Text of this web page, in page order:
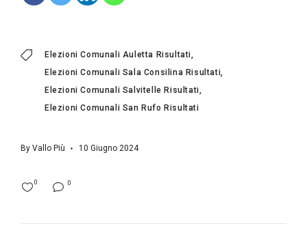
Elezioni Comunali Auletta Risultati
Elezioni Comunali Sala Consilina Risultati
Elezioni Comunali Salvitelle Risultati
Elezioni Comunali San Rufo Risultati
By Vallo Più 10 Giugno 2024
0
0